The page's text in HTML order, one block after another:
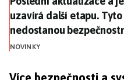
uzavírá další etapu.
nedostanou
NOVINKY